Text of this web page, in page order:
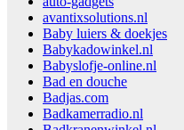
avantixsolutions.nl
Baby luiers & doekjes
Babykadowinkel.nl
Babyslofje-online.nl
Bad en douche
Badjas.com
Badkamerradio.nl